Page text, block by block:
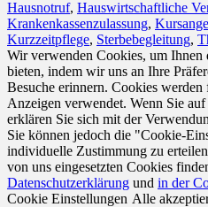
Hausnotruf, Hauswirtschaftliche
Krankenkassenzulassung,
Kurzzeitpflege, Sterbebegleitung,
Wir verwenden Cookies, um Ihnen
bieten, indem wir uns an Ihre
Besuche erinnern. Cookies
Anzeigen verwendet. Wenn Sie
erklären Sie sich mit der
Sie können jedoch die "Cookie-
individuelle Zustimmung zu
von uns eingesetzten Cookies
Datenschutzerklärung und in der
Cookie Einstellungen Alle